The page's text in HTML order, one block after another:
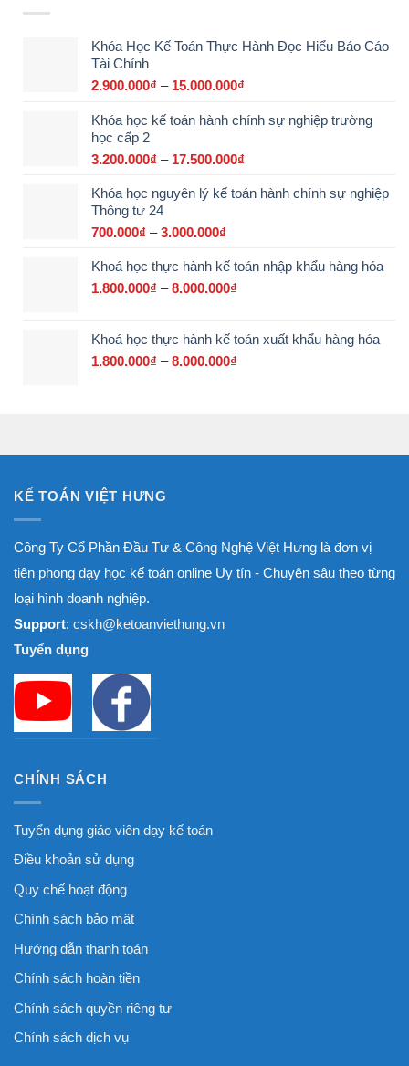
Khóa Học Kế Toán Thực Hành Đọc Hiểu Báo Cáo
Tài Chính
2.900.000₫ – 15.000.000₫
từ
Khóa học kế toán hành chính sự nghiệp trường
học cấp 2
3.200.000₫ – 17.500.000₫
từ
Khóa học nguyên lý kế toán hành chính sự nghiệp
Thông tư 24
700.000₫ – 3.000.000₫
từ
700.000₫
Khoá học thực hành kế toán nhập khẩu hàng hóa
1.800.000₫ – 8.000.000₫
1.800.000₫
Khoá học thực hành kế toán xuất khẩu hàng hóa
1.800.000₫ – 8.000.000₫
KẾ TOÁN VIỆT HƯNG
Công Ty Cổ Phần Đầu Tư & Công Nghệ Việt Hưng là đơn vị
tiên phong dạy học kế toán online Uy tín - Chuyên sâu theo từng
loại hình doanh nghiệp.
Support: cskh@ketoanviethung.vn
Tuyển dụng
CHÍNH SÁCH
Tuyển dụng giáo viên dạy kế toán
Điều khoản sử dụng
Quy chế hoạt động
Chính sách bảo mật
Hướng dẫn thanh toán
Chính sách hoàn tiền
Chính sách quyền riêng tư
Chính sách dịch vụ